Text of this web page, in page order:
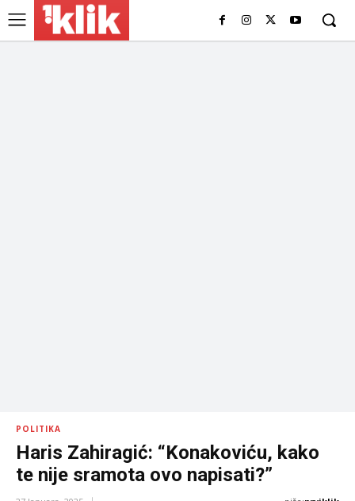
POLITIKA
Haris Zahiragić: “Konakoviću, kako
te nije sramota ovo napisati?”